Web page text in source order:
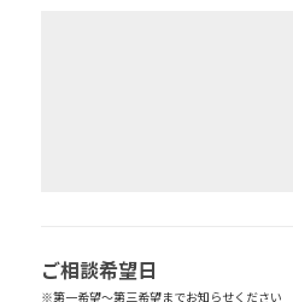
ご相談希望日
※第一希望～第三希望までお知らせください